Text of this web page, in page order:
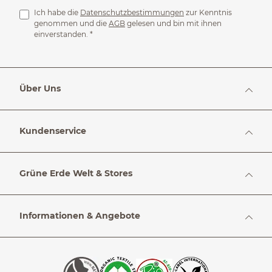
Ich habe die Datenschutzbestimmungen zur Kenntnis
genommen und die AGB gelesen und bin mit ihnen
einverstanden. *
Über Uns
Kundenservice
Grüne Erde Welt & Stores
Informationen & Angebote